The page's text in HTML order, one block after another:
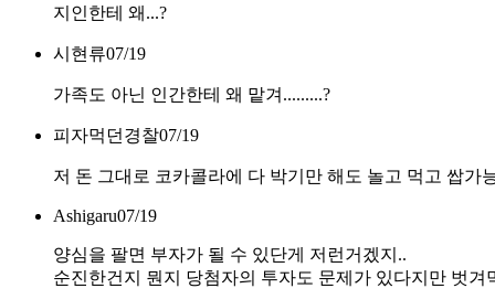
지인한테 왜...?
시현류07/19
가족도 아닌 인간한테 왜 맡겨.........?
피자먹던경찰07/19
저 돈 그대로 코카콜라에 다 박기만 해도 놀고 먹고 쌉가
Ashigaru07/19
양심을 팔면 부자가 될 수 있단게 저런거겠지..
순진한건지 뭔지 당첨자의 투자도 문제가 있다지만 벗겨